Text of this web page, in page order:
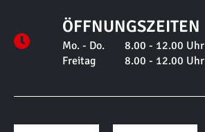
ÖFFNUNGSZEITEN
Mo. - Do. 8.00 - 12.00 Uhr
Freitag
8.00 - 12.00 Uhr